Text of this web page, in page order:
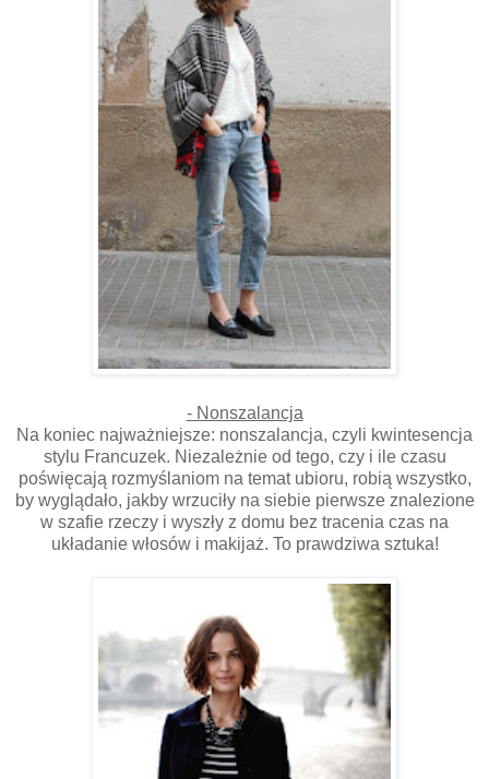
- Nonszalancja
Na koniec najważniejsze: nonszalancja, czyli kwintesencja
stylu Francuzek. Niezależnie od tego, czy i ile czasu
poświęcają rozmyślaniom na temat ubioru, robią wszystko,
by wyglądało, jakby wrzuciły na siebie pierwsze znalezione
w szafie rzeczy i wyszły z domu bez tracenia czas na
układanie włosów i makijaż. To prawdziwa sztuka!